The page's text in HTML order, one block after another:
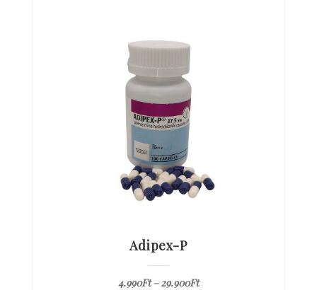
Adipex-P
4.990Ft–29.900Ft